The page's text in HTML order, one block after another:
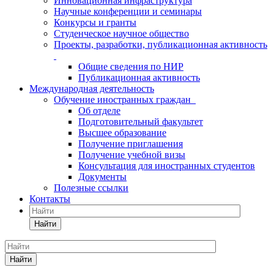
Научные конференции и семинары
Конкурсы и гранты
Студенческое научное общество
Проекты, разработки, публикационная активность
Общие сведения по НИР
Публикационная активность
Международная деятельность
Обучение иностранных граждан
Об отделе
Подготовительный факультет
Высшее образование
Получение приглашения
Получение учебной визы
Консультация для иностранных студентов
Документы
Полезные ссылки
Контакты
Найти
Найти